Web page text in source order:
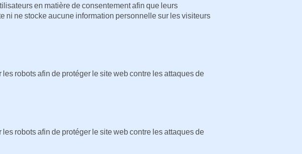
en matière de consentement afin que leurs
ni ne stocke aucune information personnelle sur les visiteurs
robots afin de protéger le site web contre les attaques de
robots afin de protéger le site web contre les attaques de